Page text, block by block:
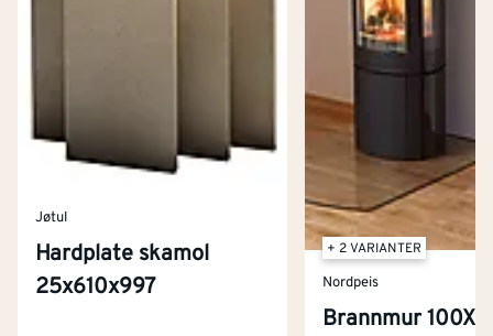
Jøtul
Hardplate skamol
25x610x997
+ 2 VARIANTER
Nordpeis
Brannmur